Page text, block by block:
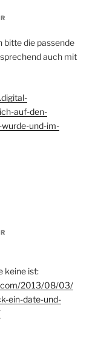
bitte die passende
auch mit
auf-den-
und-im-
keine ist:
2013/08/03/
ein-date-und-